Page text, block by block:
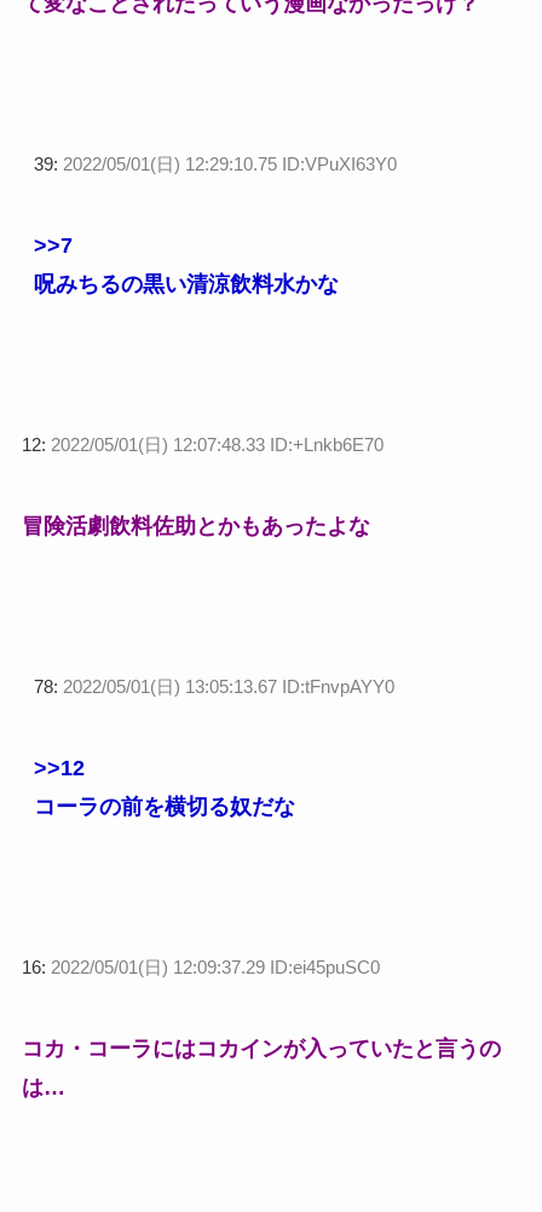
39: 2022/05/01(日) 12:29:10.75 ID:VPuXI63Y0
>>7
呪みちるの黒い清涼飲料水かな
12: 2022/05/01(日) 12:07:48.33 ID:+Lnkb6E70
冒険活劇飲料佐助とかもあったよな
78: 2022/05/01(日) 13:05:13.67 ID:tFnvpAYY0
>>12
コーラの前を横切る奴だな
16: 2022/05/01(日) 12:09:37.29 ID:ei45puSC0
コカ・コーラにはコカインが入っていたと言うの
は…